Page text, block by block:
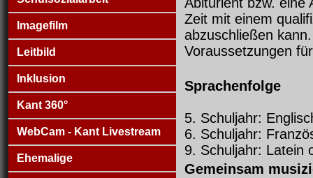
Imagefilm
Leitbild
Inklusion
Kant 360°
WebCam - Kant Livestream
Ehemalige
Zeit mit einem
abzuschließen
Voraussetzungen
Sprachenfolge
5. Schuljahr:
6. Schuljahr:
9. Schuljahr: Latein
Gemeinsam